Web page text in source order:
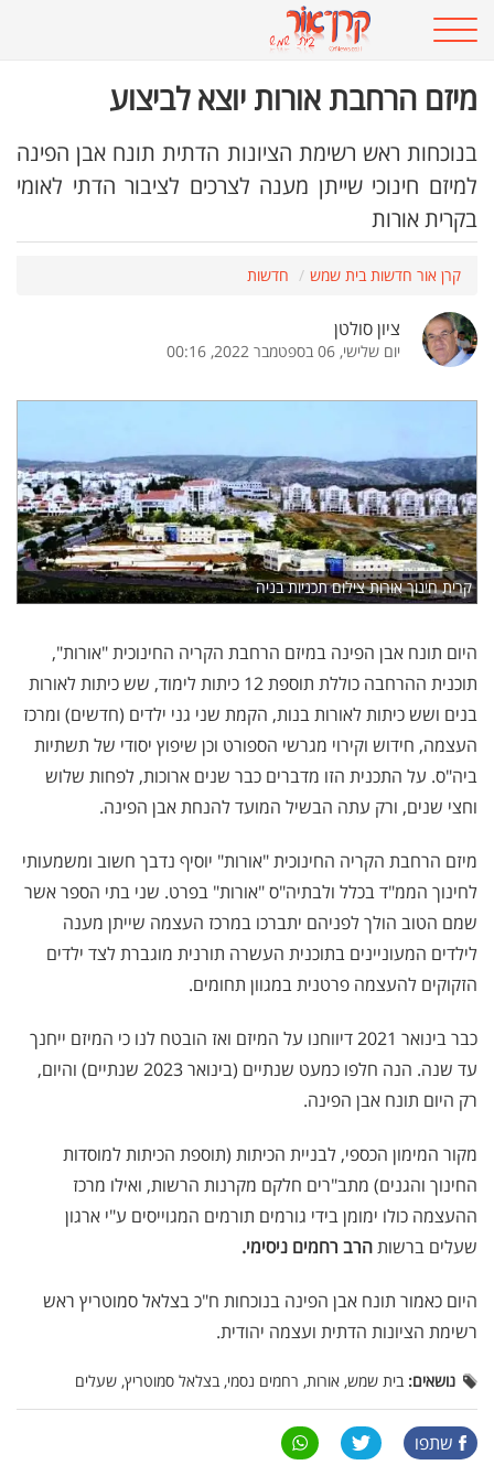
מיזם הרחבת אורות יוצא לביצוע
בנוכחות ראש רשימת הציונות הדתית תונח אבן הפינה
למיזם חינוכי שייתן מענה לצרכים לציבור הדתי לאומי
בקרית אורות
קרן אור חדשות בית שמש חדשות
ציון סולטן
יום שלישי, 06 בספטמבר 2022, 00:16
קרית חינוך אורות צילום תכניות בניה
היום תונח אבן הפינה במיזם הרחבת הקריה החינוכית "אורות",
תוכנית ההרחבה כוללת תוספת 12 כיתות לימוד, שש כיתות לאורות
בנים ושש כיתות לאורות בנות, הקמת שני גני ילדים (חדשים) ומרכז
העצמה, חידוש וקירוי מגרשי הספורט וכן שיפוץ יסודי של תשתיות
ביה"ס. על התכנית הזו מדברים כבר שנים ארוכות, לפחות שלוש
וחצי שנים, ורק עתה הבשיל המועד להנחת אבן הפינה.
מיזם הרחבת הקריה החינוכית "אורות" יוסיף נדבך חשוב ומשמעותי
לחינוך הממ"ד בכלל ולבתיה"ס "אורות" בפרט. שני בתי הספר אשר
שמם הטוב הולך לפניהם יתברכו במרכז העצמה שייתן מענה
לילדים המעוניינים בתוכנית העשרה תורנית מוגברת לצד ילדים
הזקוקים להעצמה פרטנית במגוון תחומים.
כבר בינואר 2021 דיווחנו על המיזם ואז הובטח לנו כי המיזם ייחנך
עד שנה. הנה חלפו כמעט שנתיים (בינואר 2023 שנתיים) והיום,
רק היום תונח אבן הפינה.
מקור המימון הכספי, לבניית הכיתות (תוספת הכיתות למוסדות
החינוך והגנים) מתב"רים חלקם מקרנות הרשות, ואילו מרכז
ההעצמה כולו ימומן בידי גורמים תורמים המגוייסים ע"י ארגון
שעלים ברשותהרב רחמים ניסימי.
היום כאמור תונח אבן הפינה בנוכחות ח"כ בצלאל סמוטריץ ראש
רשימת הציונות הדתית ועצמה יהודית.
נושאים: בית שמש, אורות, רחמים נסמי, בצלאל סמוטריץ, שעלים
שתפו